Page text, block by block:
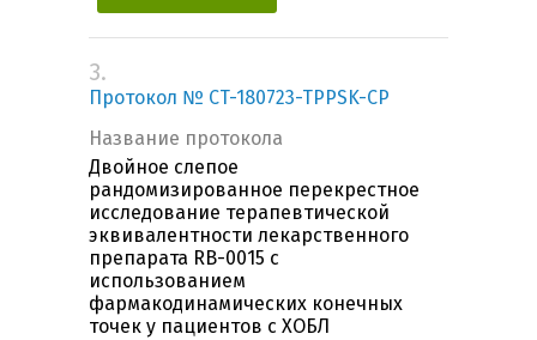
3.
Протокол № CT-180723-TPPSK-CP
Название протокола
Двойное слепое
рандомизированное перекрестное
исследование терапевтической
эквивалентности лекарственного
препарата RB-0015 с
использованием
фармакодинамических конечных
точек у пациентов с ХОБЛ